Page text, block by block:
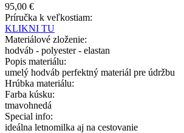
95,00 €
Príručka k veľkostiam:
KLIKNI TU
Materiálové zloženie:
hodváb - polyester - elastan
Popis materiálu:
umelý hodváb perfektný materiál pre údržbu
Hrúbka materiálu:
Farba kúsku:
tmavohnedá
Special info:
ideálna letnomilka aj na cestovanie